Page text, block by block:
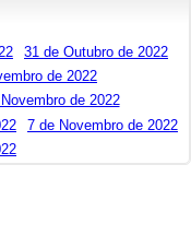
31 de Outubro de 2022
de 2022
de 2022
7 de Novembro de 2022